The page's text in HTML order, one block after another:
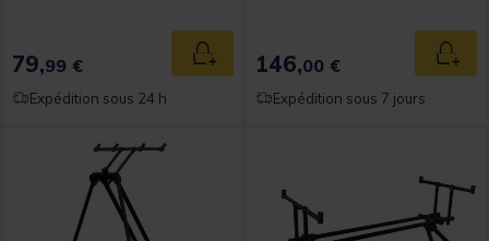
79,99 € Ajouter au panier
Expédition sous 24 h
146,00 €
Expédition sous 7 jours